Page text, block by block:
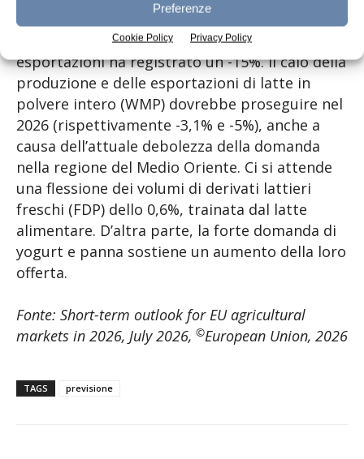
Preferenze
Cookie Policy Privacy Policy
La produzione 2025 dell’UE di WMP ha perso
l’8,6% e, nei primi mesi del 2026, le
esportazioni ha registrato un -15%. Il calo della
produzione e delle esportazioni di latte in
polvere intero (WMP) dovrebbe proseguire nel
2026 (rispettivamente -3,1% e -5%), anche a
causa dell’attuale debolezza della domanda
nella regione del Medio Oriente. Ci si attende
una flessione dei volumi di derivati lattieri
freschi (FDP) dello 0,6%, trainata dal latte
alimentare. D’altra parte, la forte domanda di
yogurt e panna sostiene un aumento della loro
offerta.
Fonte: Short-term outlook for EU agricultural
markets in 2026, July 2026, ©European Union, 2026
TAGS previsione